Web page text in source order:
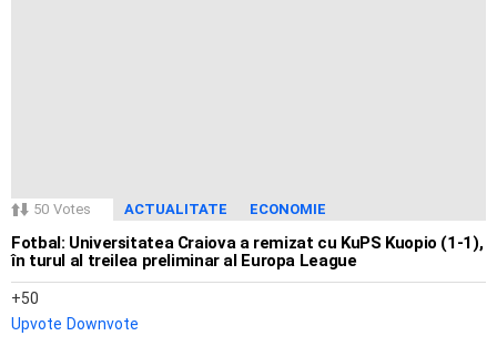
50 Votes ACTUALITATE ECONOMIE
Fotbal: Universitatea Craiova a remizat cu KuPS Kuopio (1-1),
în turul al treilea preliminar al Europa League
50
Upvote Downvote